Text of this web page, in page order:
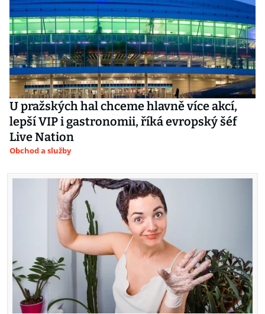
U pražských hal chceme hlavně více akcí,
lepší VIP i gastronomii, říká evropský šéf
Live Nation
Obchod a služby